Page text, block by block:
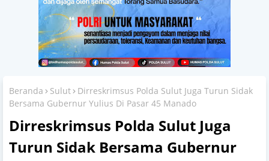
Beranda Sulut
Dirreskrimsus Polda Sulut Juga Turun Sidak
Bersama Gubernur Yulius Di Pasar 45 Manado
Dirreskrimsus Polda Sulut Juga
Turun Sidak Bersama Gubernur